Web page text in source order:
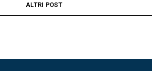
ALTRI POST